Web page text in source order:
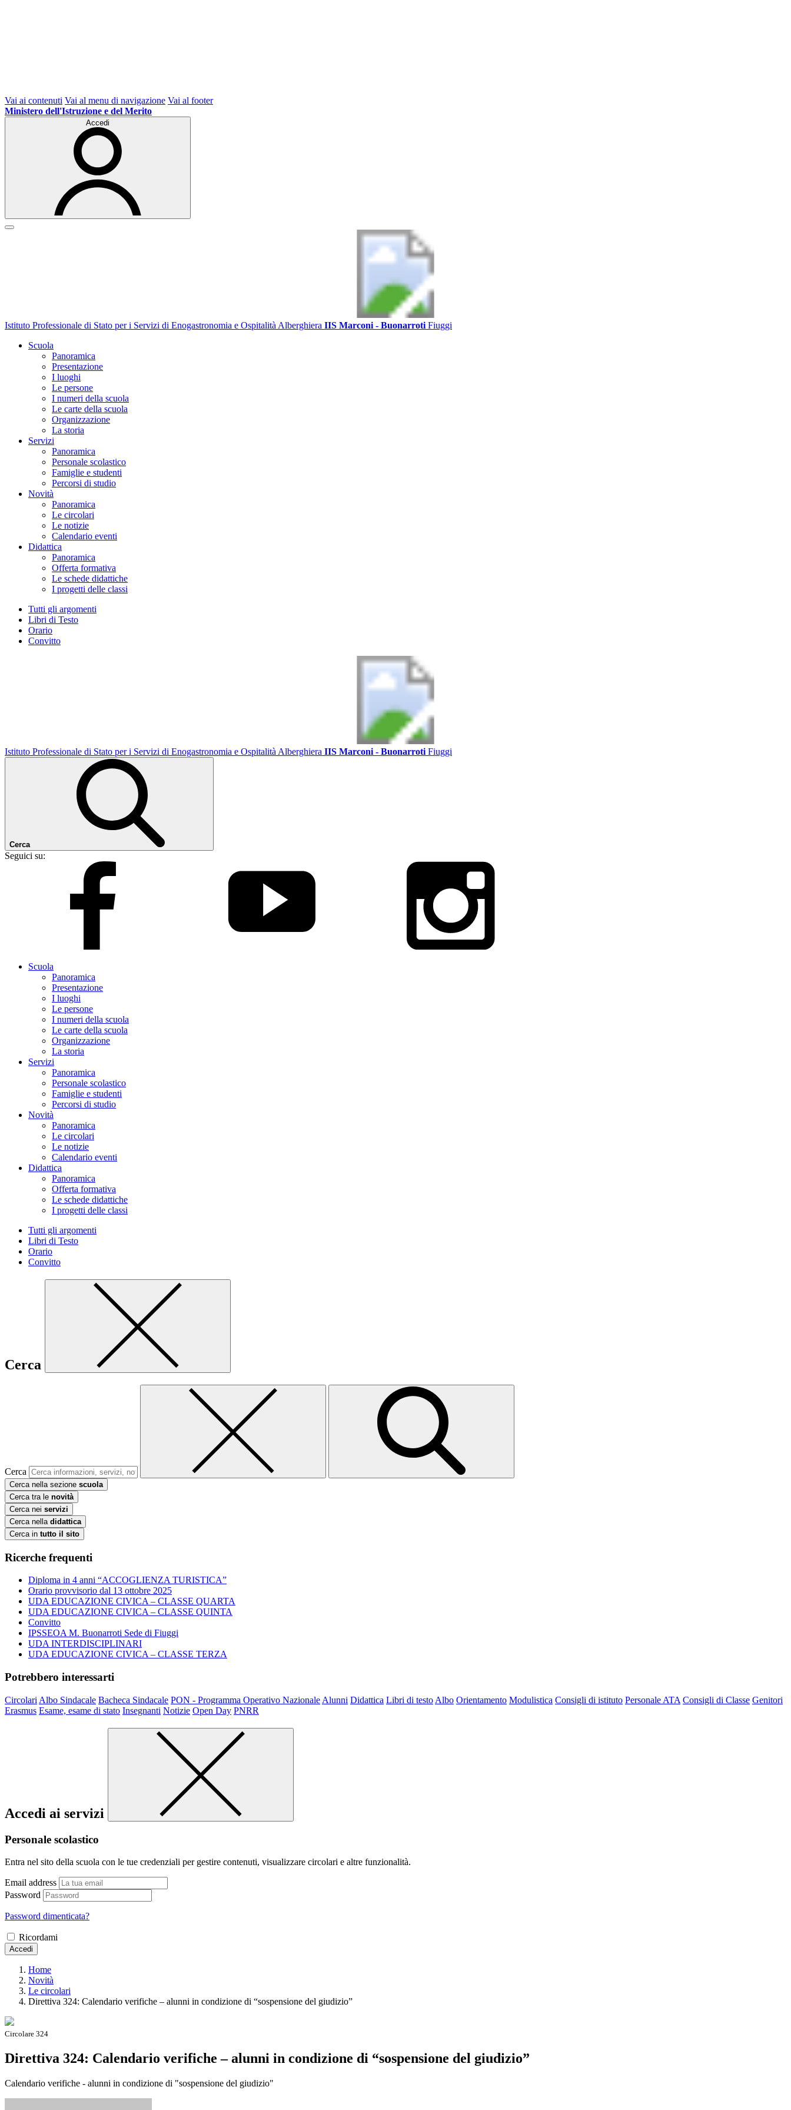
Vai ai contenuti Vai al menu di navigazione Vai al footer
Ministero dell'Istruzione e del Merito
Accedi
Istituto Professionale di Stato per i Servizi di Enogastronomia e Ospitalità Alberghiera IIS Marconi - Buonarroti Fiuggi
Scuola
Panoramica
Presentazione
I luoghi
Le persone
I numeri della scuola
Le carte della scuola
Organizzazione
La storia
Servizi
Panoramica
Personale scolastico
Famiglie e studenti
Percorsi di studio
Novità
Panoramica
Le circolari
Le notizie
Calendario eventi
Didattica
Panoramica
Offerta formativa
Le schede didattiche
I progetti delle classi
Tutti gli argomenti
Libri di Testo
Orario
Convitto
Istituto Professionale di Stato per i Servizi di Enogastronomia e Ospitalità Alberghiera IIS Marconi - Buonarroti Fiuggi
Cerca
Seguici su:
Scuola
Panoramica
Presentazione
I luoghi
Le persone
I numeri della scuola
Le carte della scuola
Organizzazione
La storia
Servizi
Panoramica
Personale scolastico
Famiglie e studenti
Percorsi di studio
Novità
Panoramica
Le circolari
Le notizie
Calendario eventi
Didattica
Panoramica
Offerta formativa
Le schede didattiche
I progetti delle classi
Tutti gli argomenti
Libri di Testo
Orario
Convitto
Cerca
Cerca
Cerca nella sezione scuola
Cerca tra le novità
Cerca nei servizi
Cerca nella didattica
Cerca in tutto il sito
Ricerche frequenti
Diploma in 4 anni “ACCOGLIENZA TURISTICA”
Orario provvisorio dal 13 ottobre 2025
UDA EDUCAZIONE CIVICA – CLASSE QUARTA
UDA EDUCAZIONE CIVICA – CLASSE QUINTA
Convitto
IPSSEOA M. Buonarroti Sede di Fiuggi
UDA INTERDISCIPLINARI
UDA EDUCAZIONE CIVICA – CLASSE TERZA
Potrebbero interessarti
Circolari Albo Sindacale Bacheca Sindacale PON - Programma Operativo Nazionale Alunni Didattica Libri di testo Albo Orientamento Modulistica Consigli di istituto Personale ATA Consigli di Classe Genitori
Erasmus Esame, esame di stato Insegnanti Notizie Open Day PNRR
Accedi ai servizi
Personale scolastico
Entra nel sito della scuola con le tue credenziali per gestire contenuti, visualizzare circolari e altre funzionalità.
Email address
Password
Password dimenticata?
Ricordami
Accedi
Home
Novità
Le circolari
Direttiva 324: Calendario verifiche – alunni in condizione di “sospensione del giudizio”
Circolare 324
Direttiva 324: Calendario verifiche – alunni in condizione di “sospensione del giudizio”
Calendario verifiche - alunni in condizione di "sospensione del giudizio"